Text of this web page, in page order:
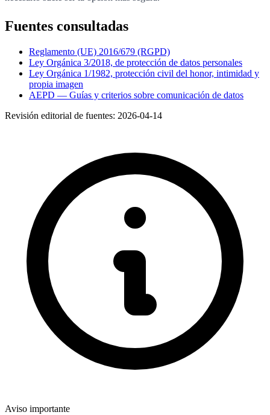
Fuentes consultadas
Reglamento (UE) 2016/679 (RGPD)
Ley Orgánica 3/2018, de protección de datos personales
Ley Orgánica 1/1982, protección civil del honor, intimidad y
propia imagen
AEPD — Guías y criterios sobre comunicación de datos
Revisión editorial de fuentes: 2026-04-14
Aviso importante